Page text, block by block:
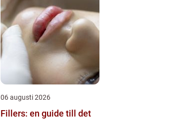
06 augusti 2026
Fillers: en guide till det